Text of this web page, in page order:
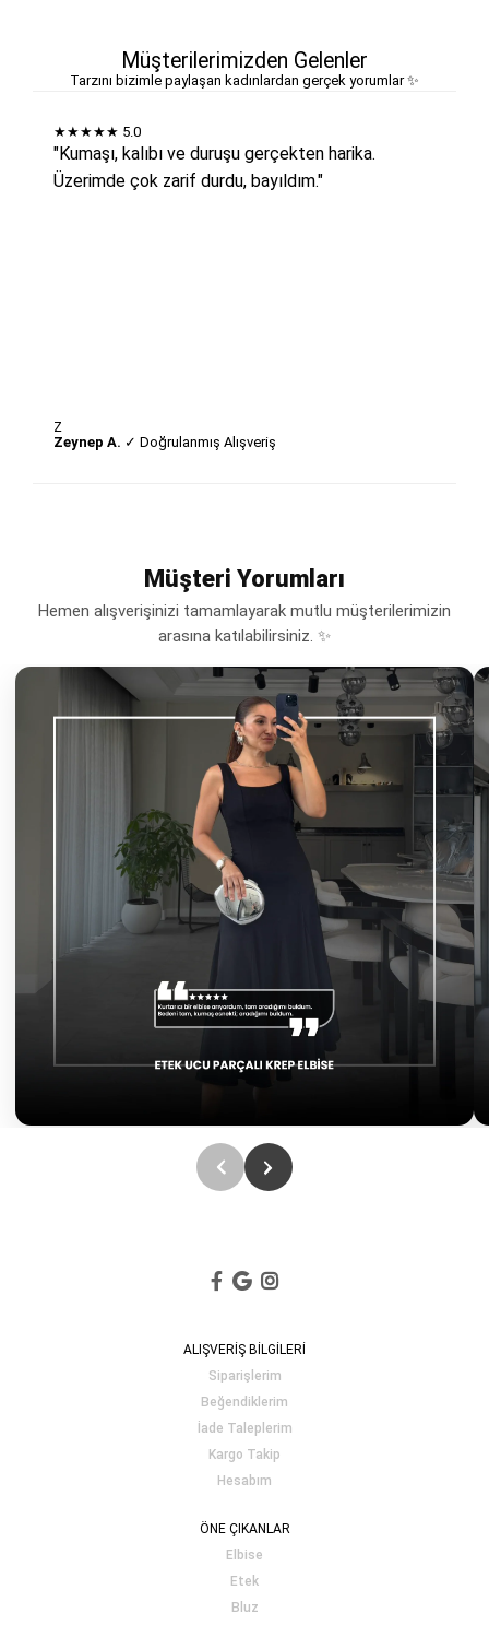
Müşterilerimizden Gelenler
Tarzını bizimle paylaşan kadınlardan gerçek yorumlar ✨
★★★★★ 5.0
"Kumaşı, kalıbı ve duruşu gerçekten harika.
Üzerimde çok zarif durdu, bayıldım."
Z
Zeynep A. ✓ Doğrulanmış Alışveriş
Müşteri Yorumları
Hemen alışverişinizi tamamlayarak mutlu müşterilerimizin
arasına katılabilirsiniz. ✨
ALIŞVERİŞ BİLGİLERİ
Siparişlerim
Beğendiklerim
İade Taleplerim
Kargo Takip
Hesabım
ÖNE ÇIKANLAR
Elbise
Etek
Bluz